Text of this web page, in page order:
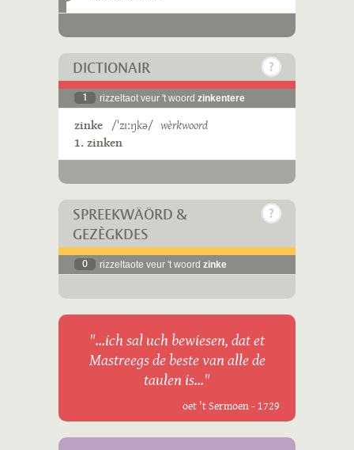
DICTIONAIR
1 rizzeltaot veur 't woord zinkentere
zinke /ˈzɪːŋkə/ wèrkwoord
1. zinken
SPREEKWÄÖRD &
GEZÈGKDES
0 rizzeltaote veur 't woord zinke
"...ich sal uch bewiesen, dat et
Mastreegs de beste van alle de
taulen is..."
oet 't Sermoen - 1729